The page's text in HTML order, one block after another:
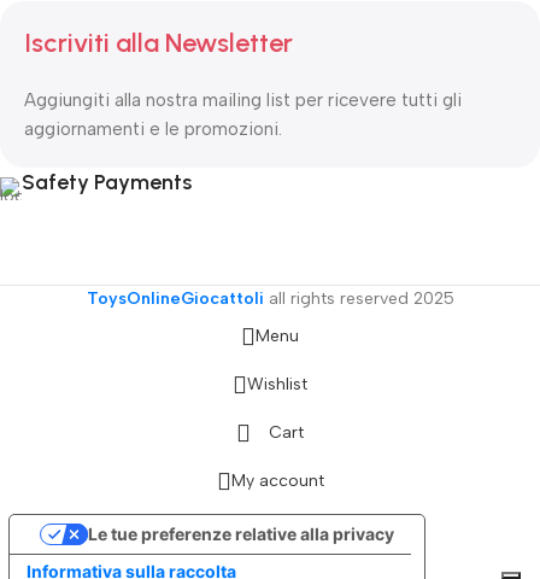
Iscriviti alla Newsletter
Aggiungiti alla nostra mailing list per ricevere tutti gli
aggiornamenti e le promozioni.
Safety Payments
ToysOnlineGiocattoli all rights reserved 2025
Menu
Wishlist
Cart
My account
Informativa sulla raccolta
Le tue preferenze relative alla privacy